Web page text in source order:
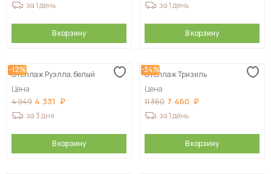
за 1 день
В корзину
за 1 день
В корзину
-12%
Стеллаж Руэлла, белый
Цена
4 949 4 331
за 3 дня
В корзину
-34%
Стеллаж Тризиль
Цена
11 360 7 460
за 1 день
В корзину